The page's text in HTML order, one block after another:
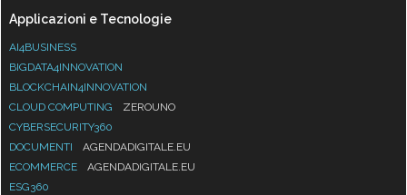
Applicazioni e Tecnologie
AI4BUSINESS
BIGDATA4INNOVATION
BLOCKCHAIN4INNOVATION
CLOUD COMPUTING
ZEROUNO
CYBERSECURITY360
DOCUMENTI
AGENDADIGITALE.EU
ECOMMERCE
AGENDADIGITALE.EU
ESG360